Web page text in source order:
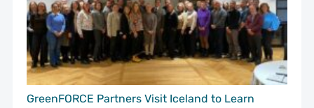
GreenFORCE Partners Visit Iceland to Learn